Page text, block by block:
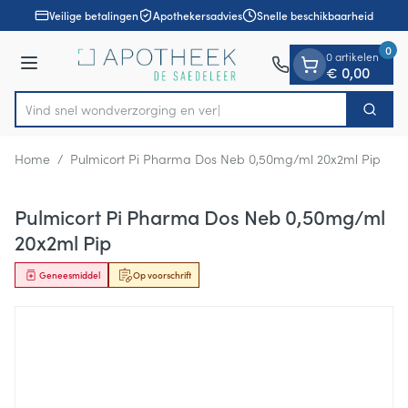
Ga naar de inhoud
1 van 1Veilige betalingen Apothekersadvies Snelle beschikbaarheid
Menu
Product, merk, categorie...
Vind snel wondverzorgi Zoek
0 artikelen
€ 0,00
0
Home / Pulmicort Pi Pharma Dos Neb 0,50mg/ml 20x2ml Pip
Pulmicort Pi Pharma Dos Neb 0,50mg/ml
20x2ml Pip
Op voorschrift
Geneesmiddel